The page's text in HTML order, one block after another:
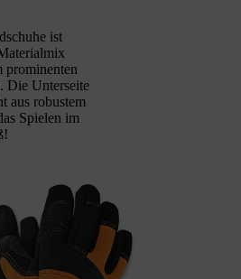
ist
prominenten
Die Unterseite
aus robustem
Spielen im